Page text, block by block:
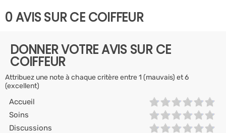
0 AVIS SUR CE COIFFEUR
DONNER VOTRE AVIS SUR CE
COIFFEUR
Attribuez une note à chaque critère entre 1 (mauvais) et 6
(excellent)
Accueil
Soins
Discussions